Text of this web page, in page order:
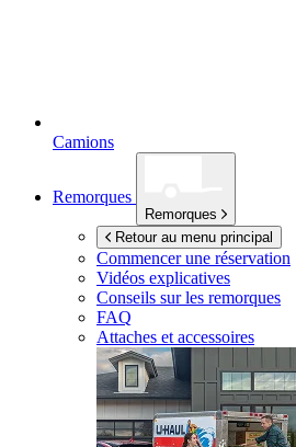
Camions
Remorques
Remorques
Retour au menu principal
Commencer une réservation
Vidéos explicatives
Conseils sur les remorques
FAQ
Attaches et accessoires